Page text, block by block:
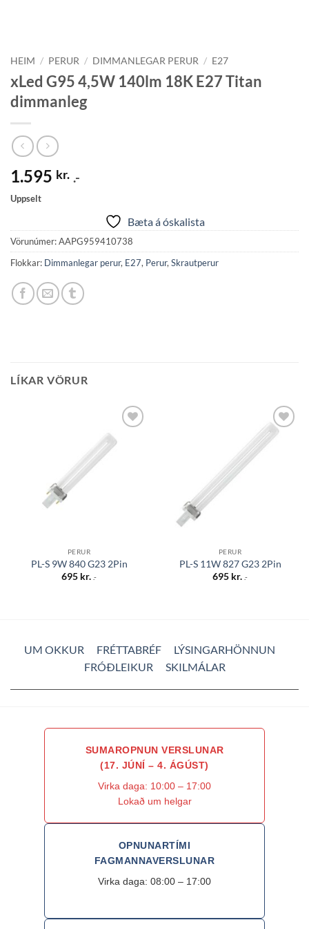
HEIM / PERUR / DIMMANLEGAR PERUR / E27
xLed G95 4,5W 140lm 18K E27 Titan
dimmanleg
1.595 kr. .-
Uppselt
Bæta á óskalista
Vörunúmer:AAPG959410738
Flokkar: Dimmanlegar perur, E27, Perur,Skrautperur
LÍKAR VÖRUR
Bæta á
óskalista
PERUR
PL-S 9W 840 G23 2Pin
695 kr. .-
Bæta á
óskalista
PERUR
PL-S 11W 827 G23 2Pin
695 kr. .-
UM OKKUR FRÉTTABRÉF
LÝSINGARHÖNNUN
FRÓÐLEIKUR
SKILMÁLAR
SUMAROPNUN VERSLUNAR
(17. JÚNÍ – 4. ÁGÚST)
Virka daga: 10:00 – 17:00
Lokað um helgar
OPNUNARTÍMI
FAGMANNAVERSLUNAR
Virka daga: 08:00 – 17:00